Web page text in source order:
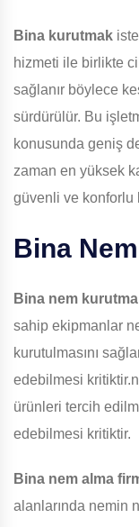
Bina kurutmak
hizmeti ile birlikte
sağlanır böylece
sürdürülür. Bu
konusunda geniş
zaman en yüksek
güvenli ve konforlu
Bina
Bina nem kurutma
sahip ekipmanlar
kurutulmasını
edebilmesi
ürünleri tercih
edebilmesi kritiktir.
Bina nem alma
alanlarında nemin